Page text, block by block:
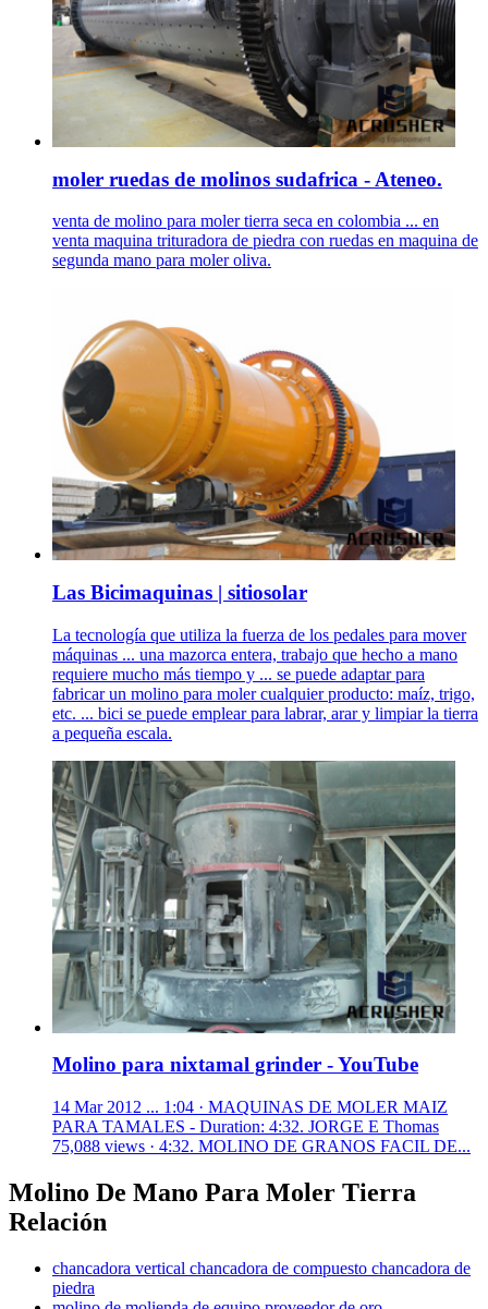
moler ruedas de molinos sudafrica - Ateneo.
venta de molino para moler tierra seca en colombia ... en
venta maquina trituradora de piedra con ruedas en maquina de
segunda mano para moler oliva.
Las Bicimaquinas | sitiosolar
La tecnología que utiliza la fuerza de los pedales para mover
máquinas ... una mazorca entera, trabajo que hecho a mano
requiere mucho más tiempo y ... se puede adaptar para
fabricar un molino para moler cualquier producto: maíz, trigo,
etc. ... bici se puede emplear para labrar, arar y limpiar la tierra
a pequeña escala.
Molino para nixtamal grinder - YouTube
14 Mar 2012 ... 1:04 · MAQUINAS DE MOLER MAIZ
PARA TAMALES - Duration: 4:32. JORGE E Thomas
75,088 views · 4:32. MOLINO DE GRANOS FACIL DE...
Molino De Mano Para Moler Tierra
Relación
chancadora vertical chancadora de compuesto chancadora de
piedra